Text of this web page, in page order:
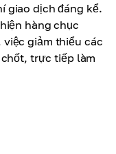
giao dịch đáng kể.
hàng chục
giảm thiểu các
trực tiếp làm